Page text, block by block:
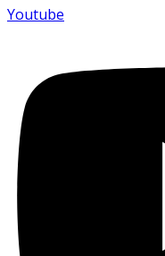
Youtube